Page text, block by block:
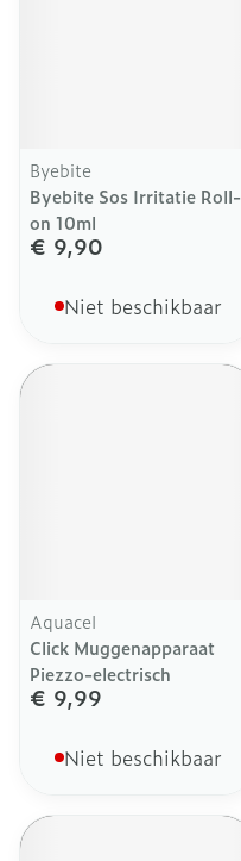
Byebite
Byebite Sos Irritatie Roll-
on 10ml
€ 9,90
Niet beschikbaar
Aquacel
Click Muggenapparaat
Piezzo-electrisch
€ 9,99
Niet beschikbaar